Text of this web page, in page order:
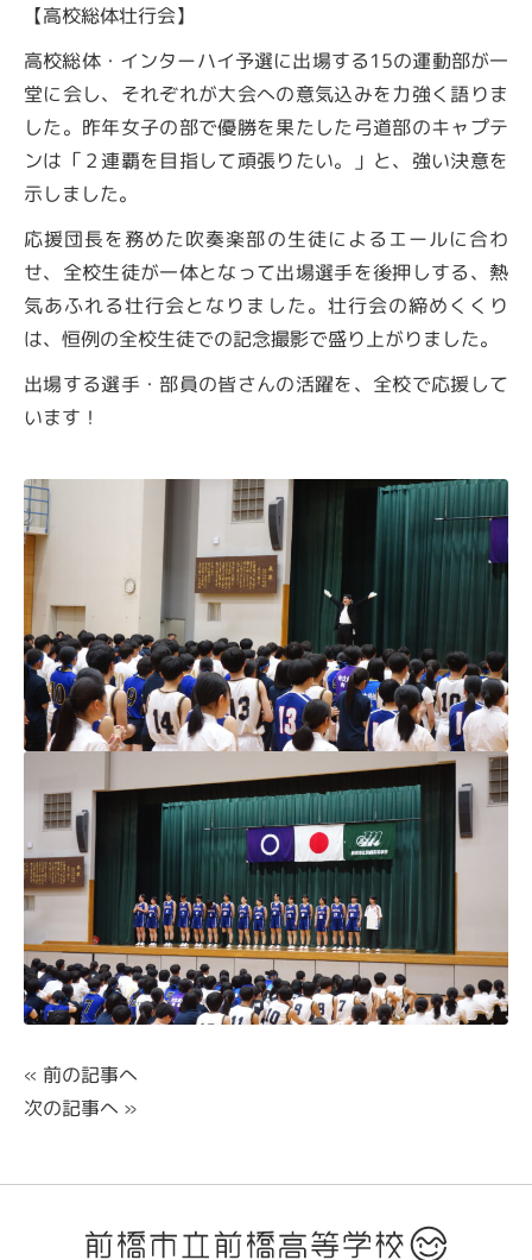
【高校総体壮行会】
高校総体・インターハイ予選に出場する15の運動部が一
堂に会し、それぞれが大会への意気込みを力強く語りま
した。昨年女子の部で優勝を果たした弓道部のキャプテ
ンは「２連覇を目指して頑張りたい。」と、強い決意を
示しました。
応援団長を務めた吹奏楽部の生徒によるエールに合わ
せ、全校生徒が一体となって出場選手を後押しする、熱
気あふれる壮行会となりました。壮行会の締めくくり
は、恒例の全校生徒での記念撮影で盛り上がりました。
出場する選手・部員の皆さんの活躍を、全校で応援して
います！
« 前の記事へ
次の記事へ »